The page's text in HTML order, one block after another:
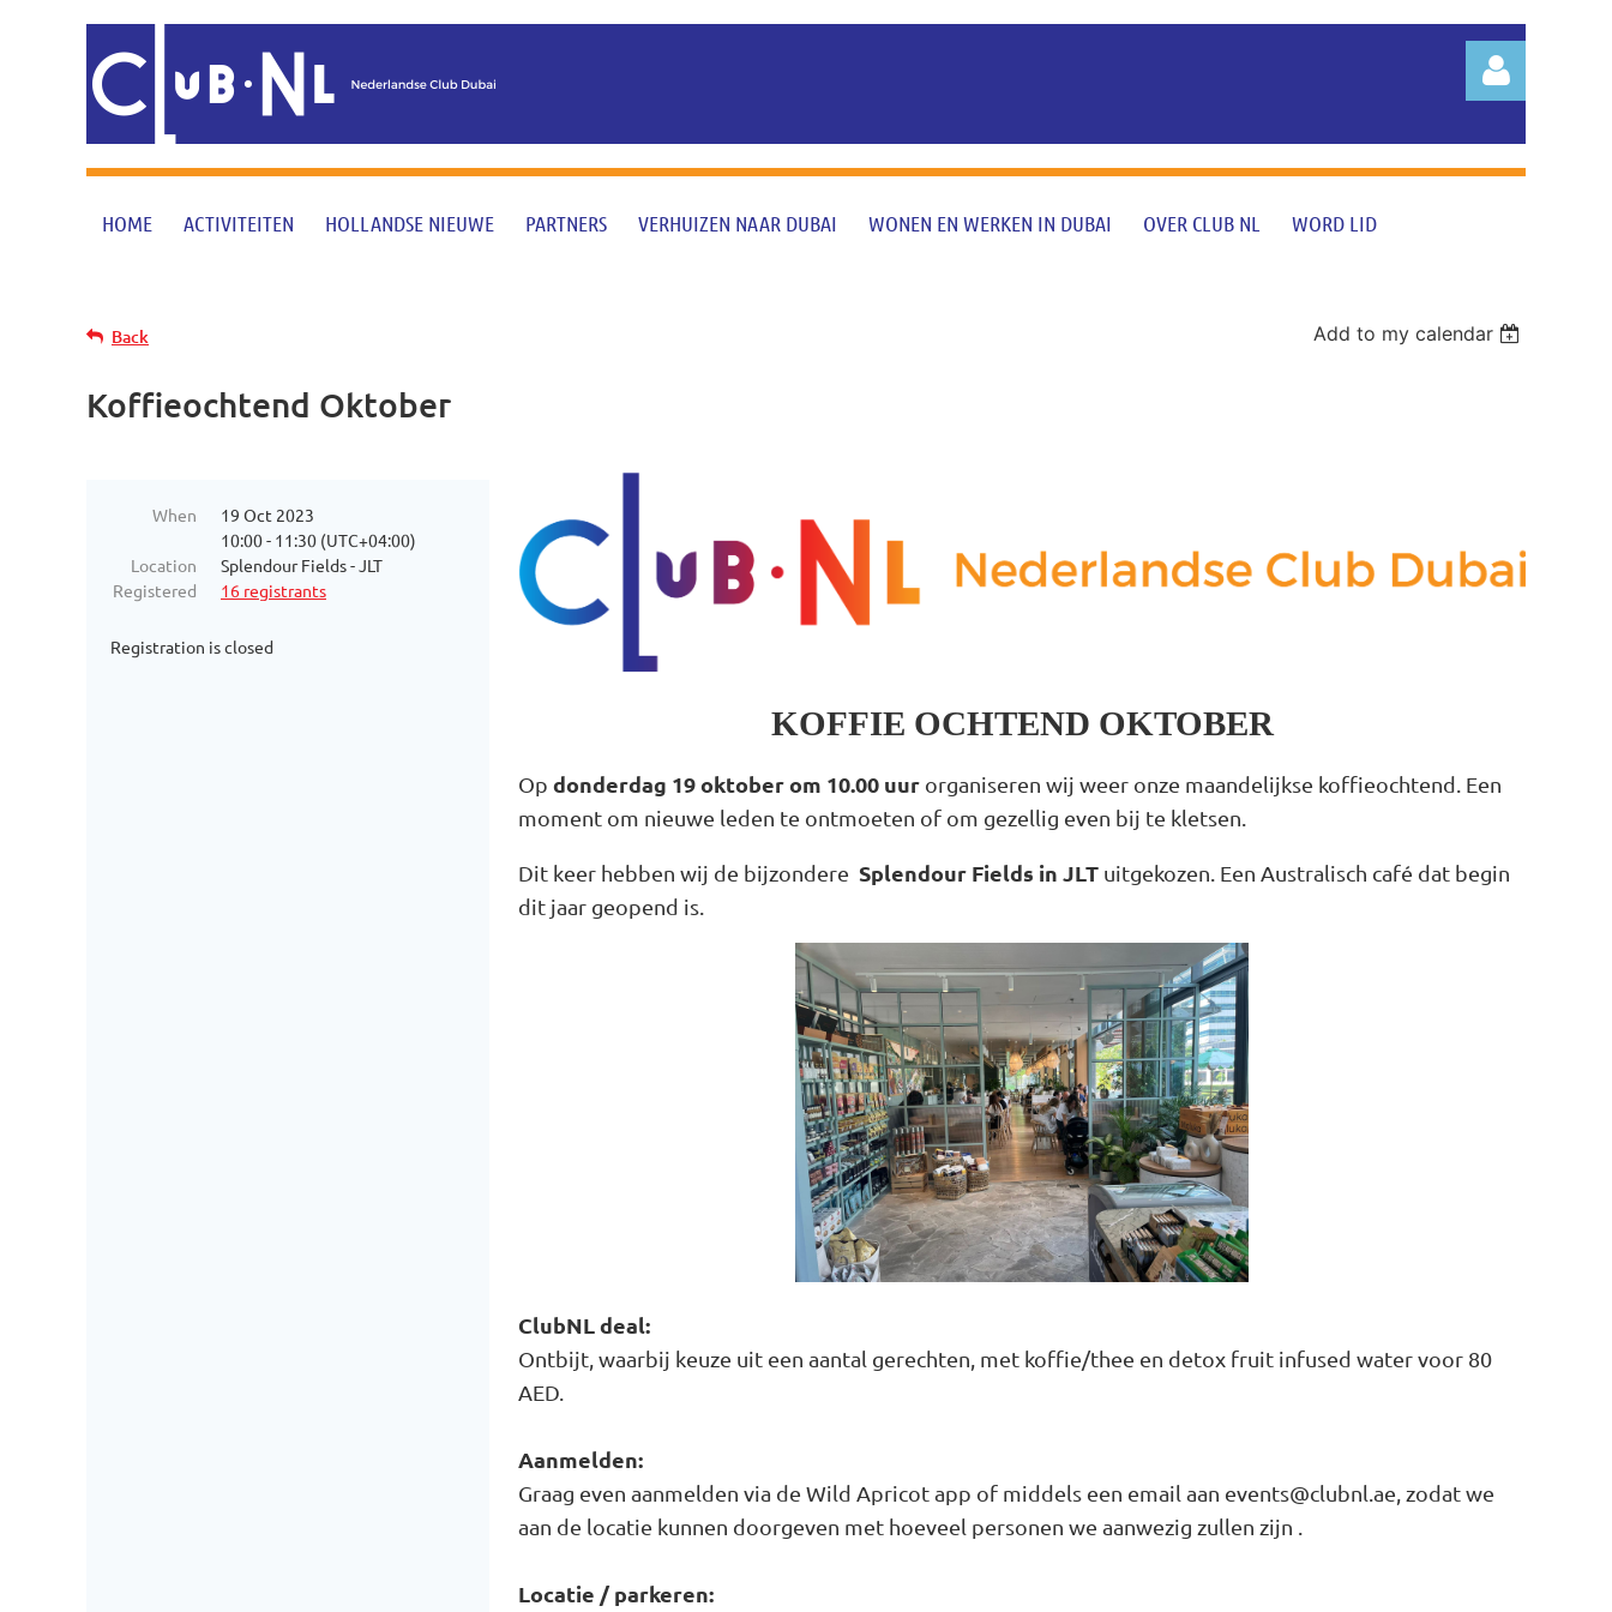
HOME ACTIVITEITEN HOLLANDSE NIEUWE PARTNERS VERHUIZEN NAAR DUBAI WONEN EN WERKEN IN DUBAI OVER CLUB NL WORD LID
Back Add to my calendar
Koffieochtend Oktober
When
19 Oct 2023
10:00 - 11:30 (UTC+04:00)
Location
Splendour Fields - JLT
Registered
16 registrants
Registration is closed
KOFFIE OCHTEND OKTOBER
Op donderdag 19 oktober om 10.00 uur organiseren wij weer onze maandelijkse koffieochtend. Een
moment om nieuwe leden te ontmoeten of om gezellig even bij te kletsen.
Dit keer hebben wij de bijzondere Splendour Fields in JLT uitgekozen. Een Australisch café dat begin
dit jaar geopend is.
ClubNL deal:
Ontbijt, waarbij keuze uit een aantal gerechten, met koffie/thee en detox fruit infused water voor 80
AED.
Aanmelden:
Graag even aanmelden via de Wild Apricot app of middels een email aan events@clubnl.ae, zodat we
aan de locatie kunnen doorgeven met hoeveel personen we aanwezig zullen zijn .
Locatie / parkeren: